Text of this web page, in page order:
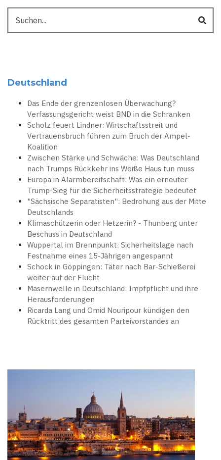
Deutschland
Das Ende der grenzenlosen Überwachung?
Verfassungsgericht weist BND in die Schranken
Scholz feuert Lindner: Wirtschaftsstreit und
Vertrauensbruch führen zum Bruch der Ampel-
Koalition
Zwischen Stärke und Schwäche: Was Deutschland
nach Trumps Rückkehr ins Weiße Haus tun muss
Europa in Alarmbereitschaft: Was ein erneuter
Trump-Sieg für die Sicherheitsstrategie bedeutet
"Sächsische Separatisten": Bedrohung aus der Mitte
Deutschlands
Klimaschützerin oder Hetzerin? - Thunberg unter
Beschuss in Deutschland
Wuppertal im Brennpunkt: Sicherheitslage nach
Festnahme eines 15-Jährigen angespannt
Schock in Göppingen: Täter nach Bar-Schießerei
weiter auf der Flucht
Masernwelle in Deutschland: Impfpflicht und ihre
Herausforderungen
Ricarda Lang und Omid Nouripour kündigen den
Rücktritt des gesamten Parteivorstandes an